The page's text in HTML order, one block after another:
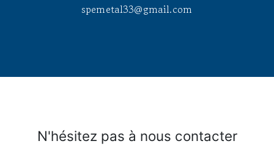
spemetal33@gmail.com
N'hésitez pas à nous contacter